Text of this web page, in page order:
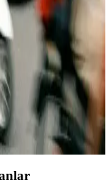
çeşitli modelleri,
soğuk havalarda
ve Konforu Bir
soğuk havalarda
stilinizi